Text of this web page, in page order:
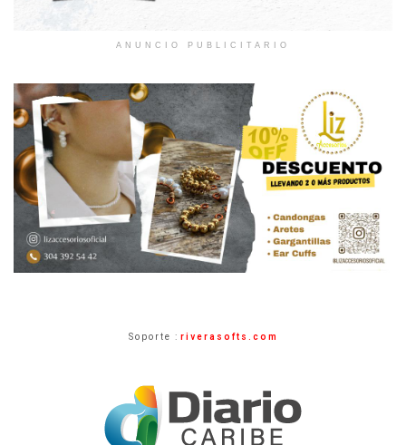
ANUNCIO PUBLICITARIO
Soporte : riverasofts.com